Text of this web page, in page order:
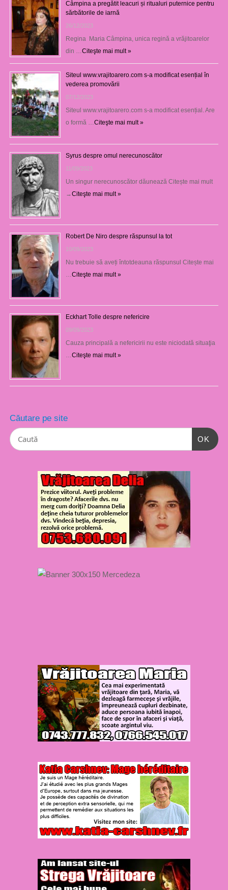
Câmpina a pregătit leacuri și ritualuri puternice pentru
sărbătorile de iarnă
26/12/2023
Regina Maria Câmpina, unica regină a vrăjitoarelor
din …Citeşte mai mult »
Siteul www.vrajitoarero.com s-a modificat esențial în
vederea promovării
07/12/2023
Siteul www.vrajitoarero.com s-a modificat esențial. Are
o formă …Citeşte mai mult »
Syrus despre omul nerecunoscător
11/09/2023
Un singur nerecunoscător dăunează Citește mai mult
→Citeşte mai mult »
Robert De Niro despre răspunsul la tot
10/09/2023
Nu trebuie să aveți întotdeauna răspunsul Citește mai
…Citeşte mai mult »
Eckhart Tolle despre nefericire
09/09/2023
Cauza principală a nefericirii nu este niciodată situaţia
…Citeşte mai mult »
Căutare pe site
OK